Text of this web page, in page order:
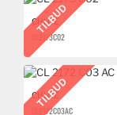
TILBUD
CHLOÉ
CL 2173 C02
TILBUD
CHLOÉ
CL 2172 C03 AC